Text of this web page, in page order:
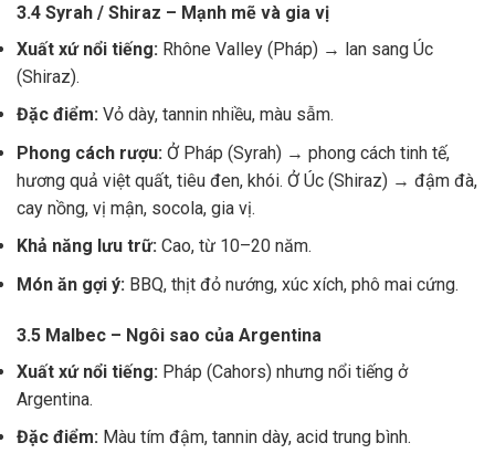
3.4 Syrah / Shiraz – Mạnh mẽ và gia vị
Xuất xứ nổi tiếng: Rhône Valley (Pháp) → lan sang Úc
(Shiraz).
Đặc điểm: Vỏ dày, tannin nhiều, màu sẫm.
Phong cách rượu: Ở Pháp (Syrah) → phong cách tinh tế,
hương quả việt quất, tiêu đen, khói. Ở Úc (Shiraz) → đậm đà,
cay nồng, vị mận, socola, gia vị.
Khả năng lưu trữ: Cao, từ 10–20 năm.
Món ăn gợi ý: BBQ, thịt đỏ nướng, xúc xích, phô mai cứng.
3.5 Malbec – Ngôi sao của Argentina
Xuất xứ nổi tiếng: Pháp (Cahors) nhưng nổi tiếng ở
Argentina.
Đặc điểm: Màu tím đậm, tannin dày, acid trung bình.